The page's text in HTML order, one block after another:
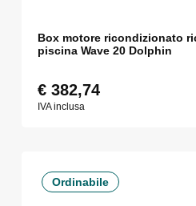
Box motore ricondizionato
piscina Wave 20 Dolphin
€382,74
IVA inclusa
Ordinabile